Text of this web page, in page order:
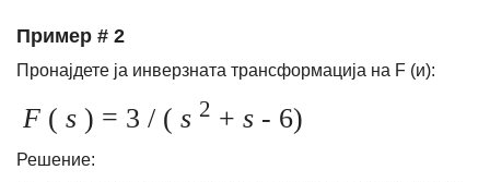
Пример # 2
Пронајдете ја инверзната трансформација на F (и):
F ( s ) = 3 / ( s 2 + s - 6)
Решение: